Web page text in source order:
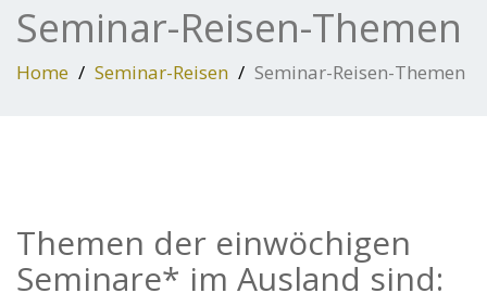
Seminar-Reisen-Themen
Home Seminar-Reisen Seminar-Reisen-Themen
Themen der einwöchigen
Seminare* im Ausland sind: